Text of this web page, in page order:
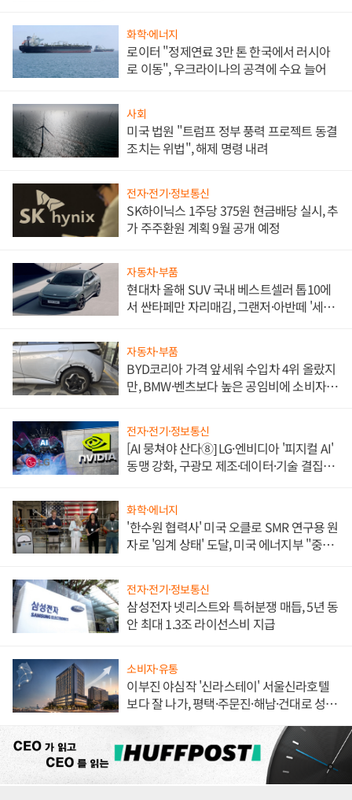
화학·에너지
로이터 "정제연료 3만 톤 한국에서 러시아
로 이동", 우크라이나의 공격에 수요 늘어
사회
미국 법원 "트럼프 정부 풍력 프로젝트 동결
조치는 위법", 해제 명령 내려
전자·전기·정보통신
SK하이닉스 1주당 375원 현금배당 실시, 추
가 주주환원 계획 9월 공개 예정
자동차·부품
현대차 올해 SUV 국내 베스트셀러 톱10에
서 싼타페만 자리매김, 그랜저·아반떼 '세단
자동차·부품
BYD코리아 가격 앞세워 수입차 4위 올랐지
만, BMW·벤츠보다 높은 공임비에 소비자
전자·전기·정보통신
[AI 뭉쳐야 산다⑧] LG·엔비디아 '피지컬 AI'
동맹 강화, 구광모 제조·데이터·기술 결집
화학·에너지
'한수원 협력사' 미국 오클로 SMR 연구용 원
자로 '임계 상태' 도달, 미국 에너지부 "중요
전자·전기·정보통신
삼성전자 넷리스트와 특허분쟁 매듭, 5년 동
안 최대 1.3조 라이선스비 지급
소비자·유통
이부진 야심작 '신라스테이' 서울신라호텔
보다 잘 나가, 평택·주문진·해남·건대로 성